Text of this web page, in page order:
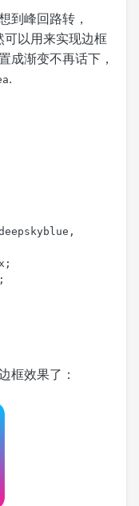
到峰回路转，
可以用来实现边框
成渐变不再话下，
.
框效果了：